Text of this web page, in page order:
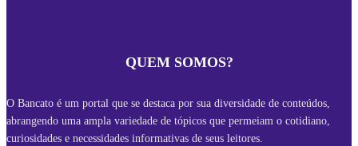
QUEM SOMOS?
O Bancato é um portal que se destaca por sua diversidade de conteúdos,
abrangendo uma ampla variedade de tópicos que permeiam o cotidiano,
curiosidades e necessidades informativas de seus leitores.